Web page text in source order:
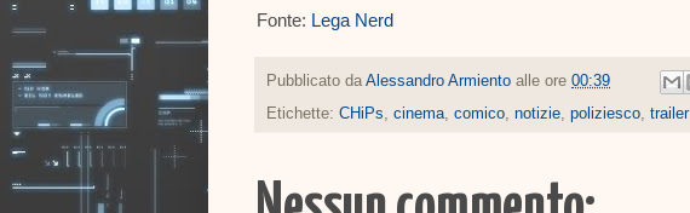
Fonte: Lega Nerd
Pubblicato da Alessandro Armiento alle ore 00:39
Etichette: CHiPs, cinema, comico, notizie, poliziesco, trailer